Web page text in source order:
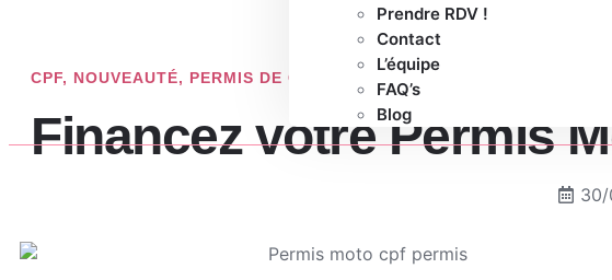
Prendre RDV !
Contact
L’équipe
FAQ’s
Blog
CPF, NOUVEAUTÉ, PERMIS DE CONDUIRE
Financez votre Permis